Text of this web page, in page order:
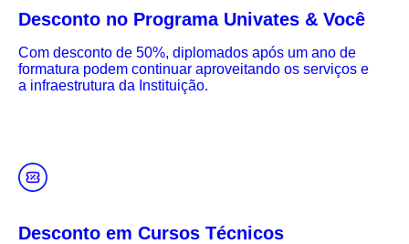
Desconto no Programa Univates & Você
Com desconto de 50%, diplomados após um ano de
formatura podem continuar aproveitando os serviços e
a infraestrutura da Instituição.
Desconto em Cursos Técnicos